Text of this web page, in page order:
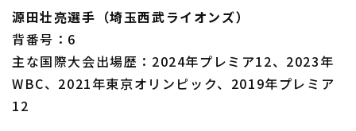
源田壮亮選手（埼玉西武ライオンズ）
背番号：6
主な国際大会出場歴：2024年プレミア12、2023年
WBC、2021年東京オリンピック、2019年プレミア
12